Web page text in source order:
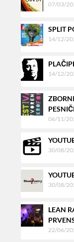
07/03/
SPLIT
14/12/
14/12/
06/11/
30/08/
30/08/
LEAN
22/06/